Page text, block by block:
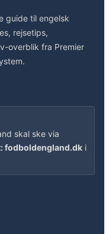
guide til engelsk
rejsetips,
overblik fra Premier
skal ske via
fodboldengland.dk i